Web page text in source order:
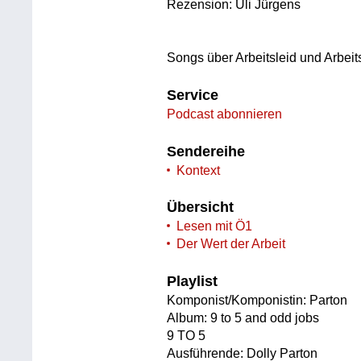
Rezension: Uli Jürgens
Songs über Arbeitsleid und
Service
Podcast abonnieren
Sendereihe
Kontext
Übersicht
Lesen mit Ö1
Der Wert der Arbeit
Playlist
Komponist/Komponistin: Parton
Album: 9 to 5 and odd jobs
9 TO 5
Ausführende: Dolly Parton